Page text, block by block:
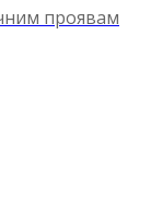
проявам